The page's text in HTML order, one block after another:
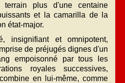
terrain plus d'une centaine
et la camarilla de la
état-major.
insignifiant et omnipotent,
de préjugés dignes d'un
empoisonné par tous les
royales successives,
en lui-même, comme